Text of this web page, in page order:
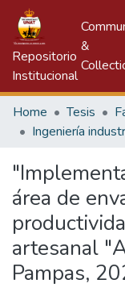
Repositorio
Institucional
&
Home Tesis
Ingeniería
área de
artesanal
Pampas,